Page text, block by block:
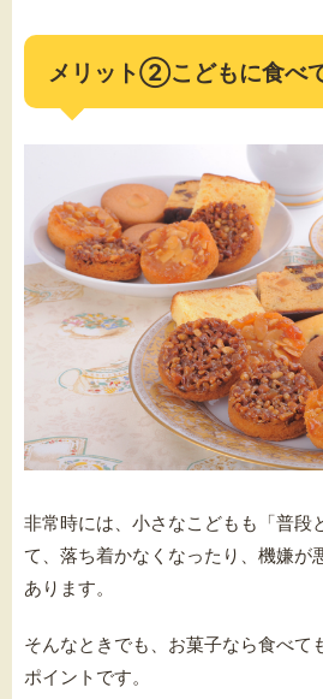
メリット②こどもに食べ
非常時には、小さなこどもも「普段
て、落ち着かなくなったり、機嫌が
あります。
そんなときでも、お菓子なら食べて
ポイントです。